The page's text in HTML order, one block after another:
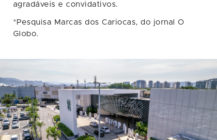
agradáveis e convidativos.
*Pesquisa Marcas dos Cariocas, do jornal O
Globo.